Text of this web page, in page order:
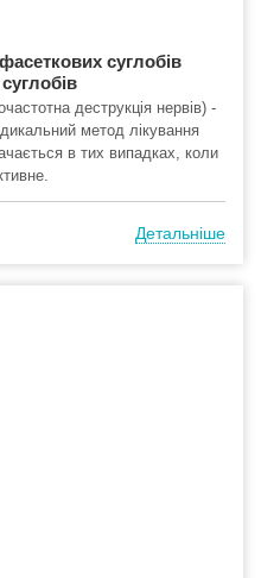
суглобів
деструкція нервів) -
метод лікування
в тих випадках, коли
Детальніше